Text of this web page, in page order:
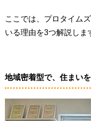
ここでは、プロタイム
いる理由を3つ解説しま
地域密着型で、住まい